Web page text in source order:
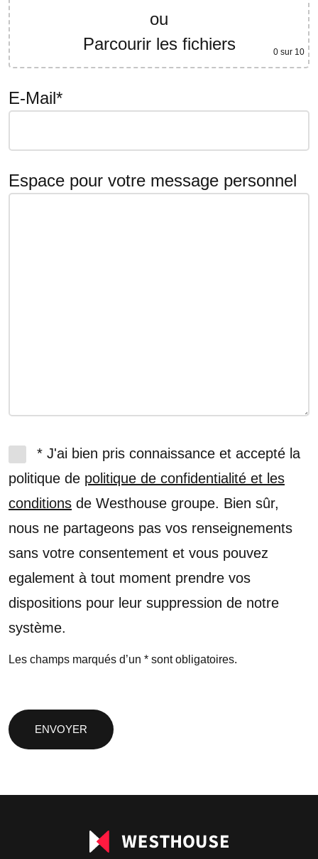
ou
Parcourir les fichiers
0 sur 10
E-Mail*
Espace pour votre message personnel
* J'ai bien pris connaissance et accepté la
politique de politique de confidentialité et les
conditions de Westhouse groupe. Bien sûr,
nous ne partageons pas vos renseignements
sans votre consentement et vous pouvez
egalement à tout moment prendre vos
dispositions pour leur suppression de notre
système.
Les champs marqués d’un * sont obligatoires.
laisser
ce
vide.